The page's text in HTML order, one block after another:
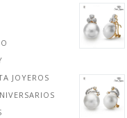
JOYEROS